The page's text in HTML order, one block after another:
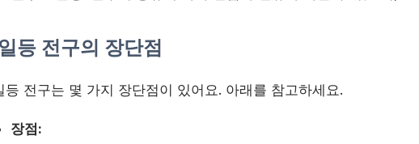
등 전구의 장단점
등 전구는 몇 가지 장단점이 있어요. 아래를 참고하세요.
장점: